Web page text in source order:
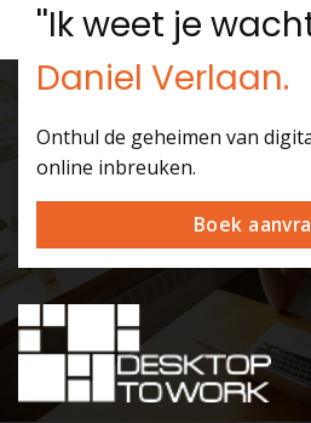
''Ik weet je
Daniel Verlaan.
Onthul de geheimen van
online inbreuken.
Boek